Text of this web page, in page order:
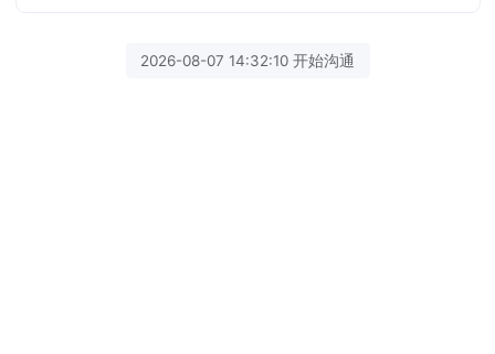
2026-08-07 14:32:10 开始沟通